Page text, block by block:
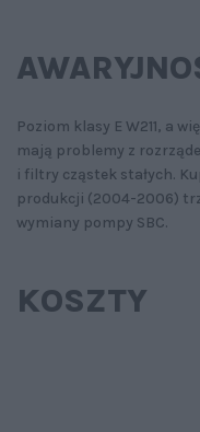
Poziom klasy E W211, a
mają problemy z
i filtry cząstek stałych.
produkcji (2004-2006)
wymiany pompy SBC.
KOSZTY